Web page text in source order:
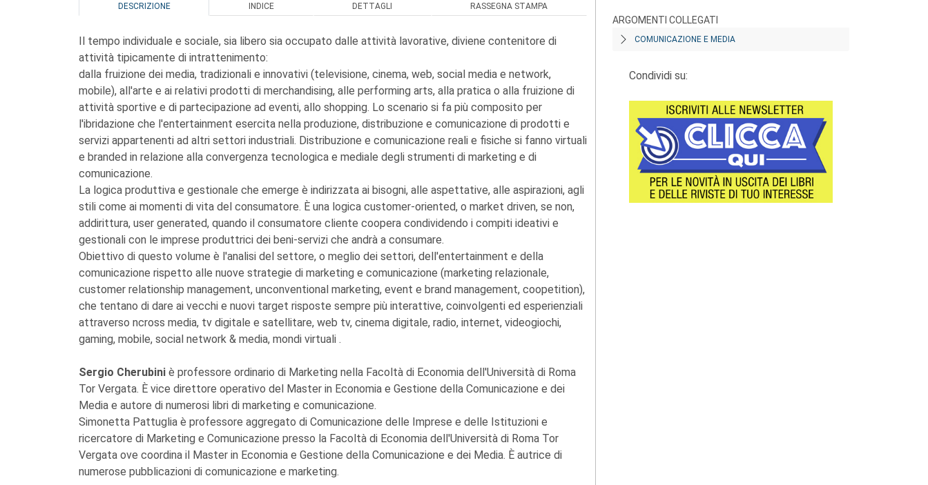
DESCRIZIONE INDICE DETTAGLI RASSEGNA STAMPA
Il tempo individuale e sociale, sia libero sia occupato dalle attività lavorative, diviene contenitore di
attività tipicamente di intrattenimento:
dalla fruizione dei media, tradizionali e innovativi (televisione, cinema, web, social media e network,
mobile), all'arte e ai relativi prodotti di merchandising, alle performing arts, alla pratica o alla fruizione di
attività sportive e di partecipazione ad eventi, allo shopping. Lo scenario si fa più composito per
l'ibridazione che l'entertainment esercita nella produzione, distribuzione e comunicazione di prodotti e
servizi appartenenti ad altri settori industriali. Distribuzione e comunicazione reali e fisiche si fanno virtuali
e branded in relazione alla convergenza tecnologica e mediale degli strumenti di marketing e di
comunicazione.
La logica produttiva e gestionale che emerge è indirizzata ai bisogni, alle aspettative, alle aspirazioni, agli
stili come ai momenti di vita del consumatore. È una logica customer-oriented, o market driven, se non,
addirittura, user generated, quando il consumatore cliente coopera condividendo i compiti ideativi e
gestionali con le imprese produttrici dei beni-servizi che andrà a consumare.
Obiettivo di questo volume è l'analisi del settore, o meglio dei settori, dell'entertainment e della
comunicazione rispetto alle nuove strategie di marketing e comunicazione (marketing relazionale,
customer relationship management, unconventional marketing, event e brand management, coopetition),
che tentano di dare ai vecchi e nuovi target risposte sempre più interattive, coinvolgenti ed esperienziali
attraverso ncross media, tv digitale e satellitare, web tv, cinema digitale, radio, internet, videogiochi,
gaming, mobile, social network & media, mondi virtuali .
Sergio Cherubini è professore ordinario di Marketing nella Facoltà di Economia dell'Università di Roma
Tor Vergata. È vice direttore operativo del Master in Economia e Gestione della Comunicazione e dei
Media e autore di numerosi libri di marketing e comunicazione.
Simonetta Pattuglia è professore aggregato di Comunicazione delle Imprese e delle Istituzioni e
ricercatore di Marketing e Comunicazione presso la Facoltà di Economia dell'Università di Roma Tor
Vergata ove coordina il Master in Economia e Gestione della Comunicazione e dei Media. È autrice di
numerose pubblicazioni di comunicazione e marketing.
ARGOMENTI COLLEGATI
COMUNICAZIONE E MEDIA
Condividi su: